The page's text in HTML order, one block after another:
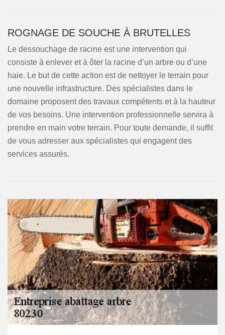
ROGNAGE DE SOUCHE À BRUTELLES
Le dessouchage de racine est une intervention qui
consiste à enlever et à ôter la racine d’un arbre ou d’une
haie. Le but de cette action est de nettoyer le terrain pour
une nouvelle infrastructure. Des spécialistes dans le
domaine proposent des travaux compétents et à la hauteur
de vos besoins. Une intervention professionnelle servira à
prendre en main votre terrain. Pour toute demande, il suffit
de vous adresser aux spécialistes qui engagent des
services assurés.